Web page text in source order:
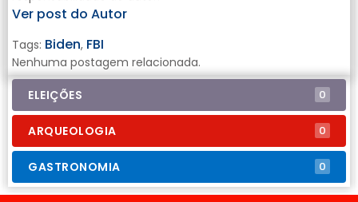
Ver post do Autor
Tags: Biden, FBI
Nenhuma postagem relacionada.
ELEIÇÕES 0
ARQUEOLOGIA 0
GASTRONOMIA 0